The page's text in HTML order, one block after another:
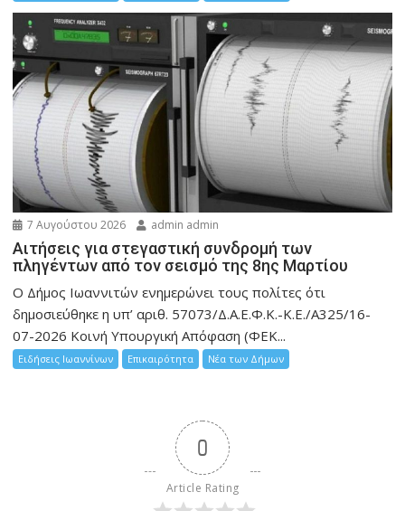
7 Αυγούστου 2026 admin admin
Αιτήσεις για στεγαστική συνδρομή των
πληγέντων από τον σεισμό της 8ης Μαρτίου
Ο Δήμος Ιωαννιτών ενημερώνει τους πολίτες ότι
δημοσιεύθηκε η υπ’ αριθ. 57073/Δ.Α.Ε.Φ.Κ.-Κ.Ε./Α325/16-
07-2026 Κοινή Υπουργική Απόφαση (ΦΕΚ...
Ειδήσεις Ιωαννίνων Επικαιρότητα Νέα των Δήμων
0
Article Rating